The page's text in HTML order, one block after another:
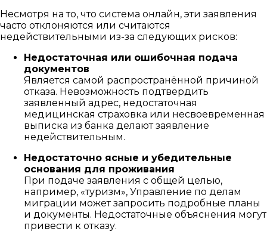
Несмотря на то, что система онлайн, эти заявления
часто отклоняются или считаются
недействительными из-за следующих рисков:
Недостаточная или ошибочная подача
документов
Является самой распространённой причиной
отказа. Невозможность подтвердить
заявленный адрес, недостаточная
медицинская страховка или несвоевременная
выписка из банка делают заявление
недействительным.
Недостаточно ясные и убедительные
основания для проживания
При подаче заявления с общей целью,
например, «туризм», Управление по делам
миграции может запросить подробные планы
и документы. Недостаточные объяснения могут
привести к отказу.